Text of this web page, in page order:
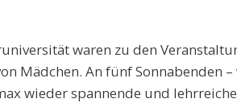
waren zu den
Mädchen. An fünf Sonnabenden
wieder spannende und